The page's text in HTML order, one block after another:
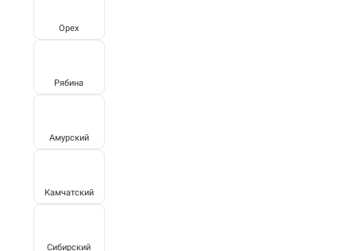
Орех
Рябина
Амурский
Камчатский
Сибирский